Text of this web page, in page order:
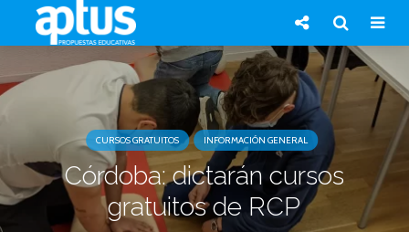
CURSOS GRATUITOS INFORMACIÓN GENERAL
Córdoba: dictarán cursos
gratuitos de RCP